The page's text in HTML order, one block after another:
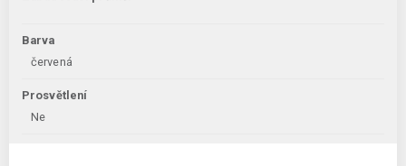
Barva
červená
Prosvětlení
Ne